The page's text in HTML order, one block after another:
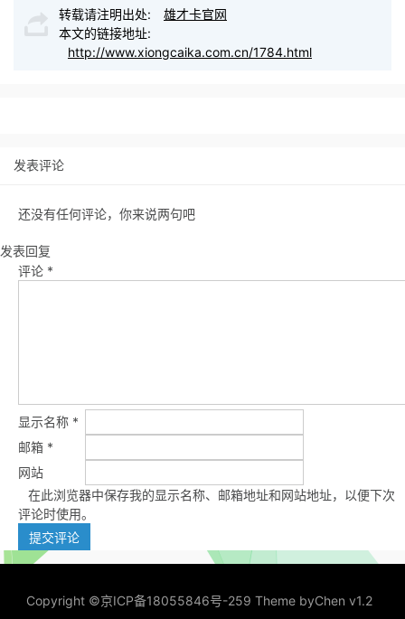
转载请注明出处:
雄才卡官网
本文的链接地址:
http://www.xiongcaika.com.cn/1784.html
发表评论
还没有任何评论，你来说两句吧
发表回复
评论 *
显示名称 *
邮箱 *
网站
在此浏览器中保存我的显示名称、邮箱地址和网站地址，以便下次
评论时使用。
Copyright ©京ICP备18055846号-259 Theme byChen v1.2